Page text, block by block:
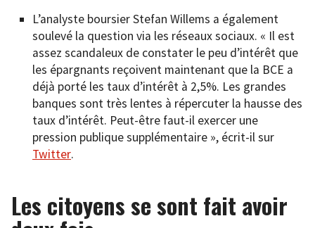
L’analyste boursier Stefan Willems a également
soulevé la question via les réseaux sociaux. « Il est
assez scandaleux de constater le peu d’intérêt que
les épargnants reçoivent maintenant que la BCE a
déjà porté les taux d’intérêt à 2,5%. Les grandes
banques sont très lentes à répercuter la hausse des
taux d’intérêt. Peut-être faut-il exercer une
pression publique supplémentaire », écrit-il sur
Twitter.
Les citoyens se sont fait avoir